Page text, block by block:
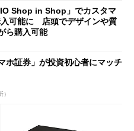
Shop in Shop」でカスタマ
入可能に 店頭でデザインや質
ら購入可能
ホ証券」が投資初心者にマッチ